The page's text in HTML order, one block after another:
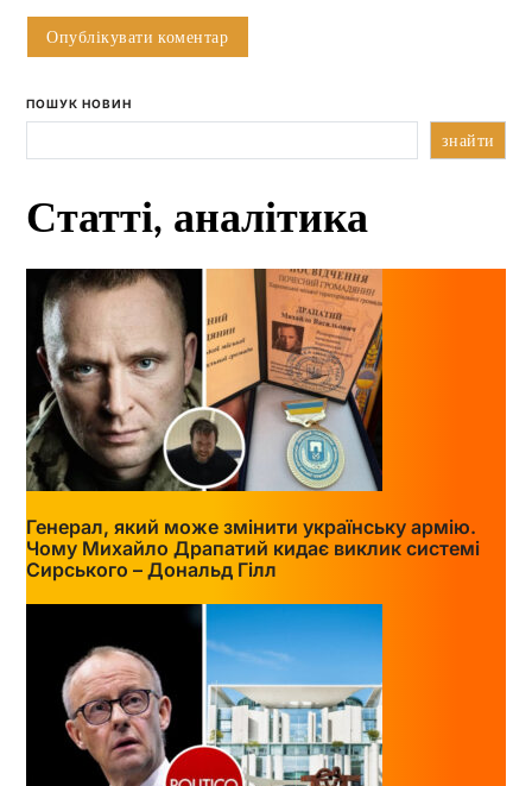
ПОШУК НОВИН
знайти
Статті, аналітика
Генерал, який може змінити українську армію.
Чому Михайло Драпатий кидає виклик системі
Сирського – Дональд Гілл